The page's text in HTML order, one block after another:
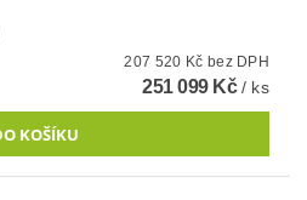
207 520 Kč bez DPH
251 099 Kč/ ks